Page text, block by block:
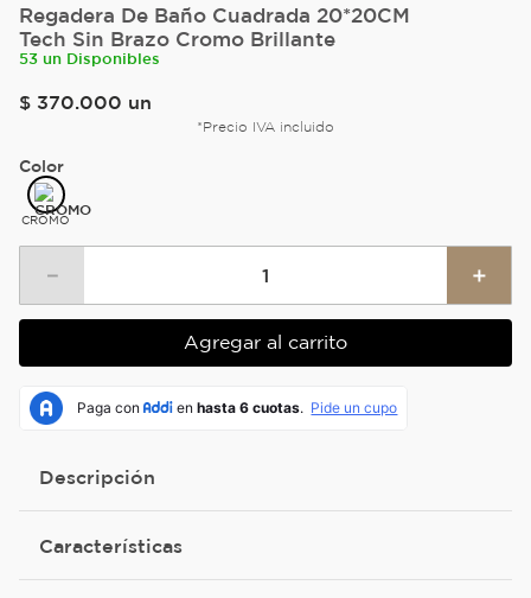
Regadera De Baño Cuadrada 20*20CM
Tech Sin Brazo Cromo Brillante
53 un Disponibles
$ 370.000 un
*Precio IVA incluido
Color
CROMO
＋
－
Agregar al carrito
Descripción
Características